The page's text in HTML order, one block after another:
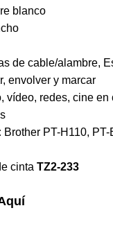
blanco
de cable/alambre,
envolver y marcar
vídeo, redes, cine en
Brother PT-H110,
cinta TZ2-233